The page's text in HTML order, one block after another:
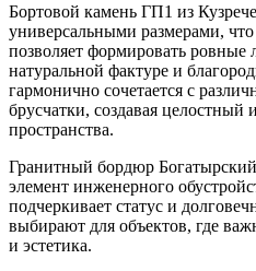
Бортовой камень ГП1 из
универсальными размерами,
позволяет формировать
натуральной фактуре и
гармонично сочетается с
брусчатки, создавая
пространства.
Гранитный бордюр
элемент инженерного
подчеркивает статус и
выбирают для объектов, где
и эстетика.